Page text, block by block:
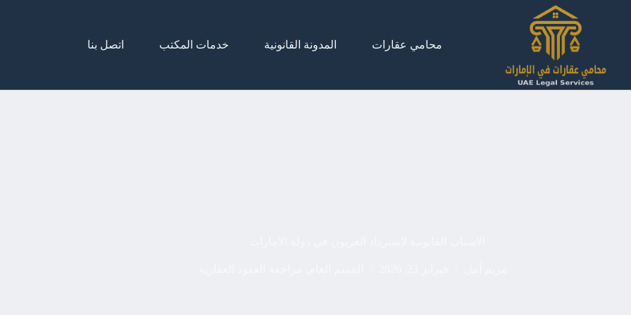
محامي عقارات
المدونة القانونية خدمات المكتب اتصل بنا